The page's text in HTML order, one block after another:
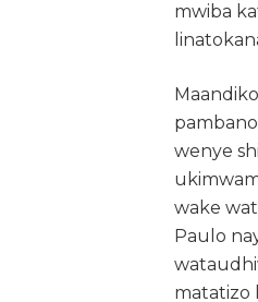
mwiba
wenye
wake
Paulo
matatizo